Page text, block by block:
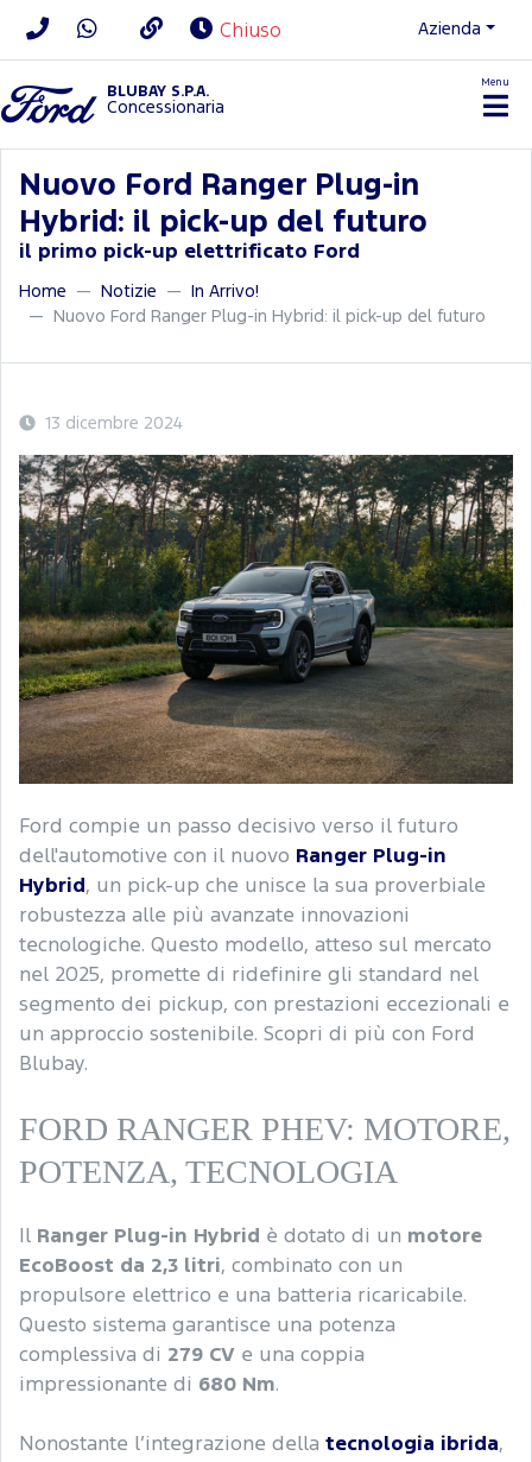
Chiuso Azienda
BLUBAY S.P.A.
Concessionaria
Menu
Nuovo Ford Ranger Plug-in
Hybrid: il pick-up del futuro
il primo pick-up elettrificato Ford
Home Notizie
In Arrivo!
Nuovo Ford Ranger Plug-in Hybrid: il pick-up del futuro
13 dicembre 2024
Ford compie un passo decisivo verso il futuro
dell'automotive con il nuovo Ranger Plug-in
Hybrid , un pick-up che unisce la sua proverbiale
robustezza alle più avanzate innovazioni
tecnologiche. Questo modello, atteso sul mercato
nel 2025, promette di ridefinire gli standard nel
segmento dei pickup, con prestazioni eccezionali e
un approccio sostenibile. Scopri di più con Ford
Blubay.
FORD RANGER PHEV: MOTORE,
POTENZA, TECNOLOGIA
Il Ranger Plug-in Hybrid è dotato di un motore
EcoBoost da 2,3 litri, combinato con un
propulsore elettrico e una batteria ricaricabile.
Questo sistema garantisce una potenza
complessiva di 279 CV e una coppia
impressionante di 680 Nm.
Nonostante l’integrazione della tecnologia ibrida,